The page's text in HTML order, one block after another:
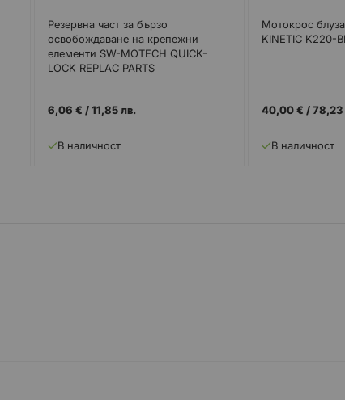
Резервна част за бързо
освобождаване на крепежни
елементи SW-MOTECH QUICK-
LOCK REPLAC PARTS
6,06 € /11,85 лв.
В наличност
Мотокрос
KINETIC K220-
40,00 € /78,23
В наличност